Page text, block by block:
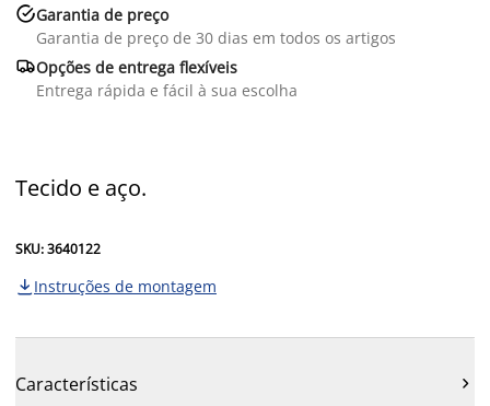
Garantia de preço
Garantia de preço de 30 dias em todos os artigos
Opções de entrega flexíveis
Entrega rápida e fácil à sua escolha
Tecido e aço.
SKU: 3640122
 Instruções de montagem
Características 